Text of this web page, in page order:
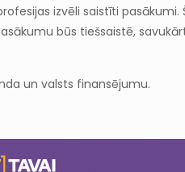
izvēli saistīti pasākumi.
būs tiešsaistē,
un valsts finansējumu.